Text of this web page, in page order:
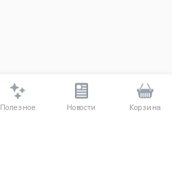
Полезное Новости Корзина